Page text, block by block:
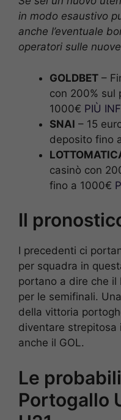
in modo esaustivo
anche l’eventuale
operatori sulle
GOLDBET –
con 200% sul
1000€ PIÙ
SNAI – 15
deposito fino
casinò con
fino a 1000€
Il
I precedenti ci
per squadra in
portano a dire che il
per le semifinali.
della vittoria
diventare strepitosa
anche il GOL.
Le
Portogallo